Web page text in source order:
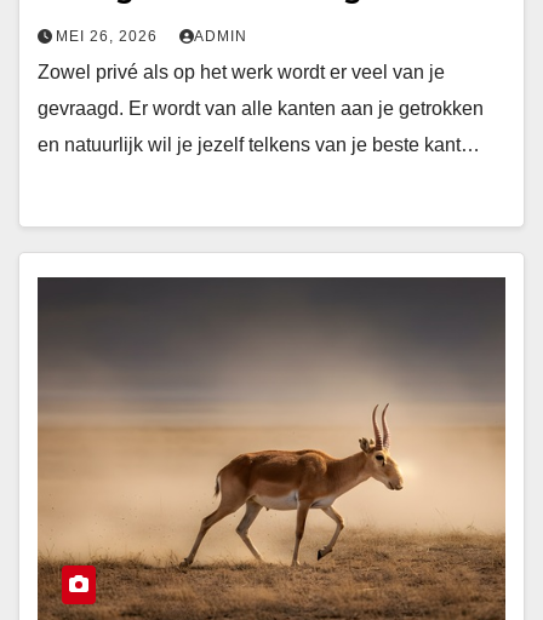
MEI 26, 2026 ADMIN
Zowel privé als op het werk wordt er veel van je
gevraagd. Er wordt van alle kanten aan je getrokken
en natuurlijk wil je jezelf telkens van je beste kant…